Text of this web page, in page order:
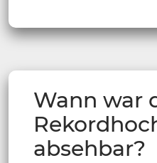
Wann war
absehbar?